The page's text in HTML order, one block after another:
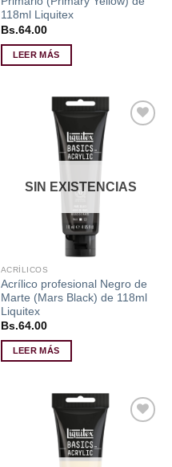
118ml Liquitex
Bs.64.00
LEER MÁS
SIN EXISTENCIAS
ACRÍLICOS
Acrílico profesional Negro de
Marte (Mars Black) de 118ml
Liquitex
Bs.64.00
LEER MÁS